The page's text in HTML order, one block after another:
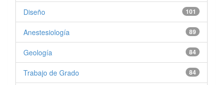
101
Diseño
89
Anestesiología
84
Geología
84
Trabajo de Grado